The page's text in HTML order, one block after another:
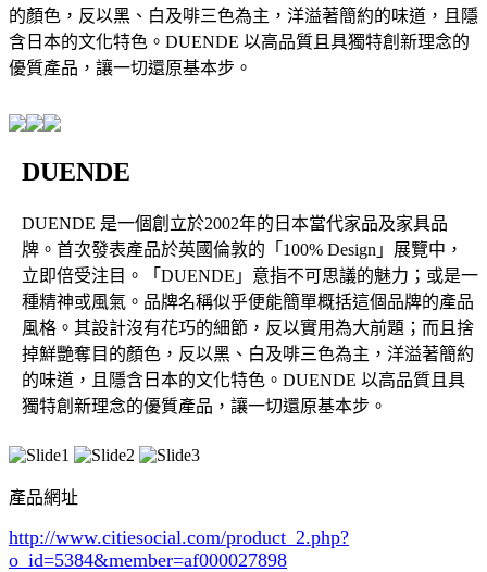
的顏色，反以黑、白及啡三色為主，洋溢著簡約的味道，且隱
含日本的文化特色。DUENDE 以高品質且具獨特創新理念的
優質產品，讓一切還原基本步。
DUENDE
DUENDE 是一個創立於2002年的日本當代家品及家具品
牌。首次發表產品於英國倫敦的「100% Design」展覽中，
立即倍受注目。「DUENDE」意指不可思議的魅力；或是一
種精神或風氣。品牌名稱似乎便能簡單概括這個品牌的產品
風格。其設計沒有花巧的細節，反以實用為大前題；而且捨
掉鮮艷奪目的顏色，反以黑、白及啡三色為主，洋溢著簡約
的味道，且隱含日本的文化特色。DUENDE 以高品質且具
獨特創新理念的優質產品，讓一切還原基本步。
產品網址
http://www.citiesocial.com/product_2.php?
o_id=5384&member=af000027898